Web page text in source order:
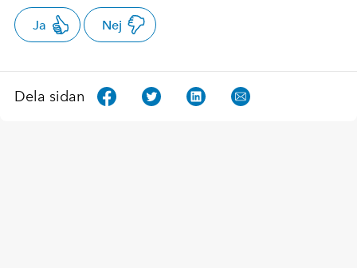
Ja Nej
Dela sidan